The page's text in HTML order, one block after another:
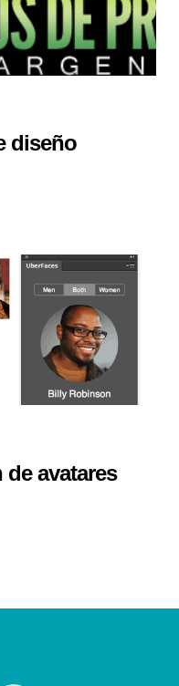
diseño
de avatares